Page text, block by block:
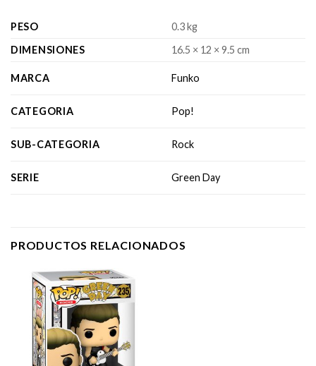
PESO
0.3 kg
DIMENSIONES
16.5 × 12 × 9.5 cm
MARCA Funko
CATEGORIA Pop!
SUB-CATEGORIA Rock
SERIE Green Day
PRODUCTOS RELACIONADOS